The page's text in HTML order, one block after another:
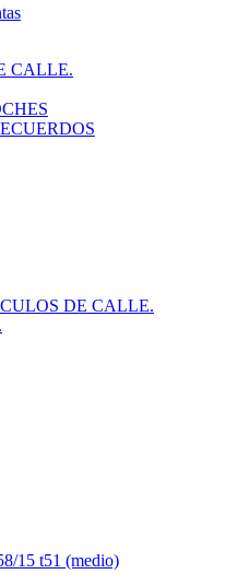
CALLE.
DE CALLE.
15 t51 (medio)